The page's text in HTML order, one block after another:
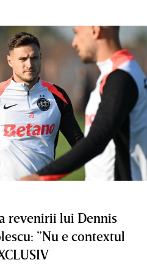
revenirii lui Dennis
”Nu e contextul